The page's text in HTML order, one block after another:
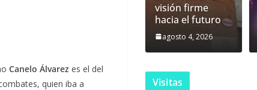
Canelo Álvarez es el del
quien iba a
visión firme
hacia el futuro
agosto 4, 2026
Visitas